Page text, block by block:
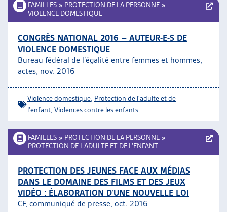
FAMILLES » PROTECTION DE LA PERSONNE »
VIOLENCE DOMESTIQUE
CONGRÈS NATIONAL 2016 – AUTEUR-E-S DE
VIOLENCE DOMESTIQUE
Bureau fédéral de l’égalité entre femmes et hommes,
actes, nov. 2016
Violence domestique Protection de l'adulte et de
l'enfant Violences contre les enfants
FAMILLES » PROTECTION DE LA PERSONNE »
PROTECTION DE L’ADULTE ET DE L’ENFANT
PROTECTION DES JEUNES FACE AUX MÉDIAS
DANS LE DOMAINE DES FILMS ET DES JEUX
VIDÉO : ÉLABORATION D’UNE NOUVELLE LOI
CF, communiqué de presse, oct. 2016